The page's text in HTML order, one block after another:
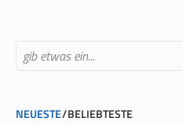
NEUESTE BELIEBTESTE